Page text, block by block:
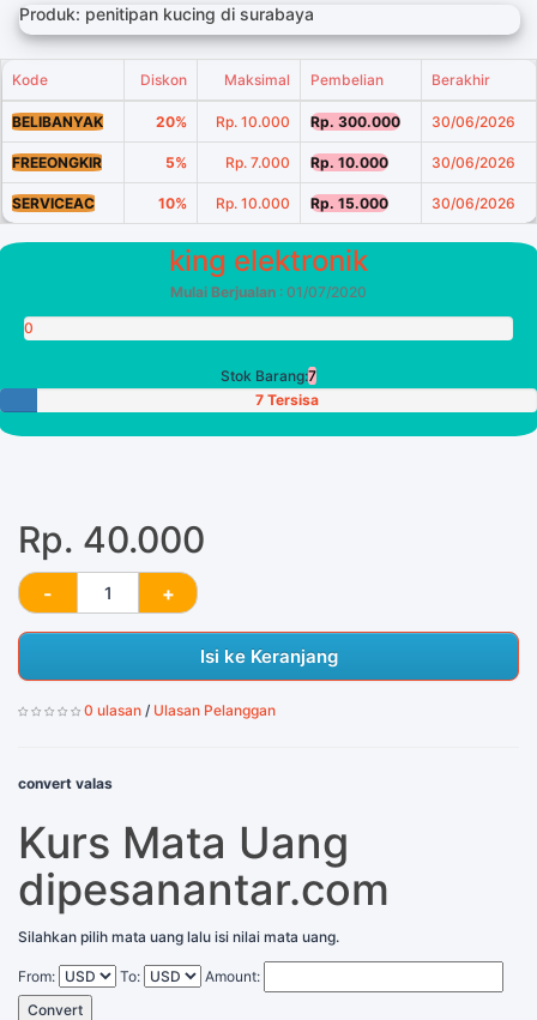
Produk: penitipan kucing di surabaya
Kode Diskon Maksimal Pembelian Berakhir
BELIBANYAK 20% Rp. 10.000 Rp. 300.000 30/06/2026
FREEONGKIR 5% Rp. 7.000 Rp. 10.000 30/06/2026
SERVICEAC 10% Rp. 10.000 Rp. 15.000 30/06/2026
king elektronik
Mulai Berjualan : 01/07/2020
0
Stok Barang:7
7 Tersisa
Rp. 40.000
Isi ke Keranjang
0 ulasan / Ulasan Pelanggan
convert valas
Kurs Mata Uang
dipesanantar.com
Silahkan pilih mata uang lalu isi nilai mata uang.
From: To:
Amount:
Convert